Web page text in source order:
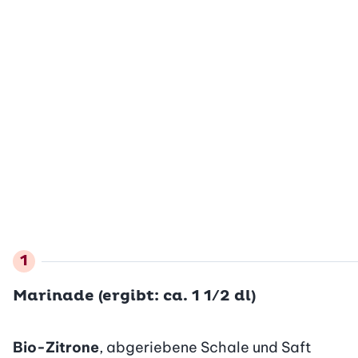
Marinade (ergibt: ca. 1 1/2 dl)
Bio-Zitrone, abgeriebene Schale und Saft